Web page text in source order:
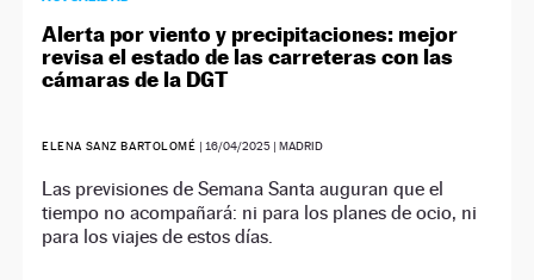
Alerta por viento y precipitaciones: mejor
revisa el estado de las carreteras con las
cámaras de la DGT
ELENA SANZ BARTOLOMÉ | 16/04/2025| MADRID
Las previsiones de Semana Santa auguran que el
tiempo no acompañará: ni para los planes de ocio, ni
para los viajes de estos días.